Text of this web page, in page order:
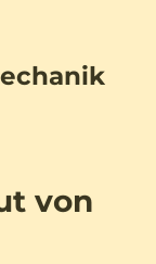
von